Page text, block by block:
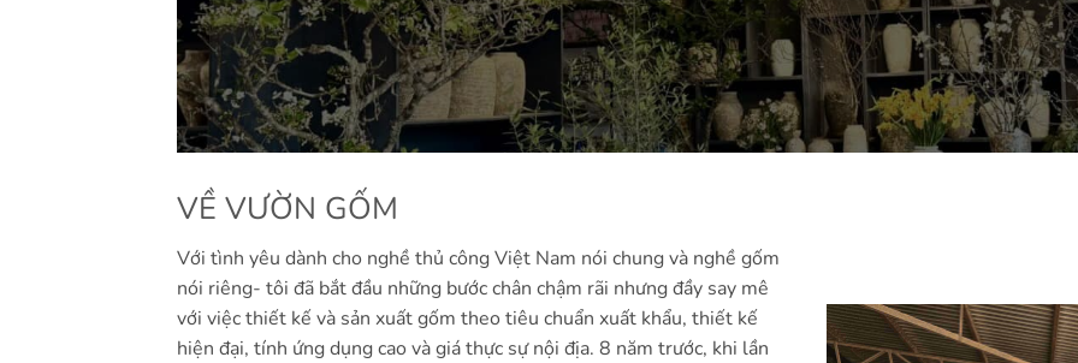
VỀ VƯỜN GỐM
Với tình yêu dành cho nghề thủ công Việt Nam nói chung và nghề gốm
nói riêng- tôi đã bắt đầu những bước chân chậm rãi nhưng đầy say mê
với việc thiết kế và sản xuất gốm theo tiêu chuẩn xuất khẩu, thiết kế
hiện đại, tính ứng dụng cao và giá thực sự nội địa. 8 năm trước, khi lần